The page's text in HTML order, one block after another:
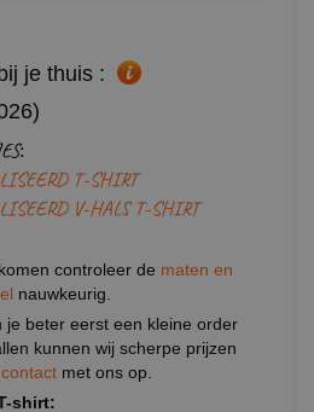
je thuis :
T-SHIRT
V-HALS T-SHIRT
controleer de maten en
nauwkeurig.
je beter eerst een kleine order
kunnen wij scherpe prijzen
contact met ons op.
shirt: